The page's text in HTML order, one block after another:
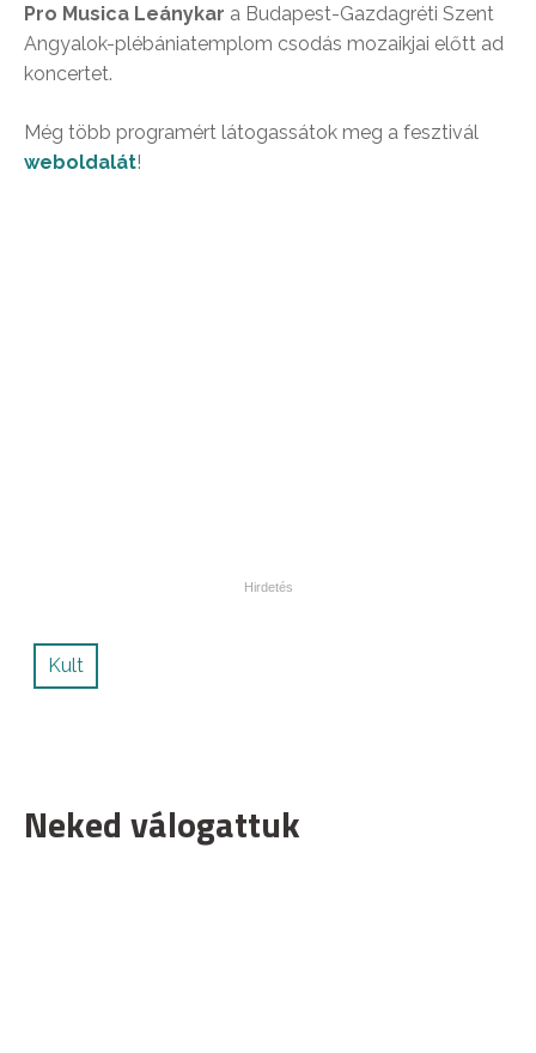
Pro Musica Leánykar a Budapest-Gazdagréti Szent
Angyalok-plébániatemplom csodás mozaikjai előtt ad
koncertet.
Még több programért látogassátok meg a fesztivál
weboldalát!
Kult
Neked válogattuk